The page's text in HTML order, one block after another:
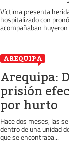
Víctima presenta
hospitalizado con
acompañaban huyeron
AREQUIPA
Arequipa:
prisión
por hurto
Hace dos meses, las
dentro de una unidad
que se encontraba...